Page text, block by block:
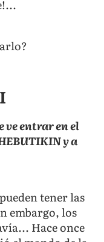
ve entrar en el
y a
tener las
embargo, los
Hace once